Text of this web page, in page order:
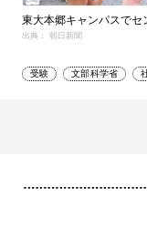
東大本郷キャンパスでセ
出典： 朝日新聞
受験 文部科学省